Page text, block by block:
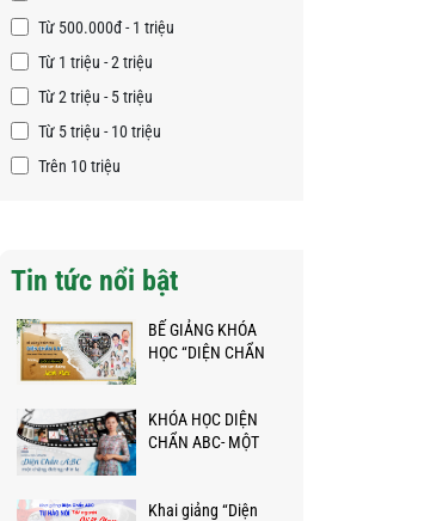
Từ 500.000đ - 1 triệu
Từ 1 triệu - 2 triệu
Từ 2 triệu - 5 triệu
Từ 5 triệu - 10 triệu
Trên 10 triệu
Tin tức nổi bật
BẾ GIẢNG KHÓA
HỌC “DIỆN CHẨN
TRÊN HÀNH TRÌNH
KỲ DIỆU
KHÓA HỌC DIỆN
CHẨN ABC- MỘT
Khai giảng “Diện